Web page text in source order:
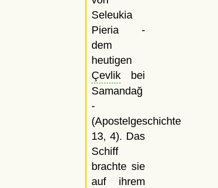
Seleukia
Pieria -
dem
heutigen
Çevlikbei
Samandağ
-
(Apostelgeschichte
13, 4). Das
Schiff
brachte sie
auf ihrem